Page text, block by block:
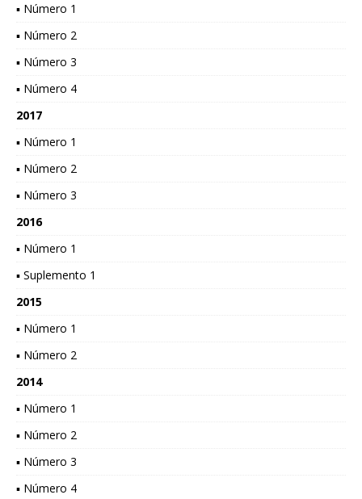
▪ Número 1
▪ Número 2
▪ Número 3
▪ Número 4
2017
▪ Número 1
▪ Número 2
▪ Número 3
2016
▪ Número 1
▪ Suplemento 1
2015
▪ Número 1
▪ Número 2
2014
▪ Número 1
▪ Número 2
▪ Número 3
▪ Número 4